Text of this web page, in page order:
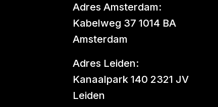
Adres Amsterdam:
Kabelweg 37 1014 BA
Amsterdam
Adres Leiden:
Kanaalpark 140 2321 JV
Leiden